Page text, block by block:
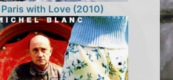
Paris with Love (2010)